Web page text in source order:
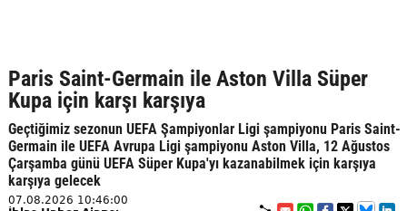
Paris Saint-Germain ile Aston Villa Süper
Kupa için karşı karşıya
Geçtiğimiz sezonun UEFA Şampiyonlar Ligi şampiyonu Paris Saint-
Germain ile UEFA Avrupa Ligi şampiyonu Aston Villa, 12 Ağustos
Çarşamba günü UEFA Süper Kupa'yı kazanabilmek için karşıya
karşıya gelecek
07.08.2026 10:46:00